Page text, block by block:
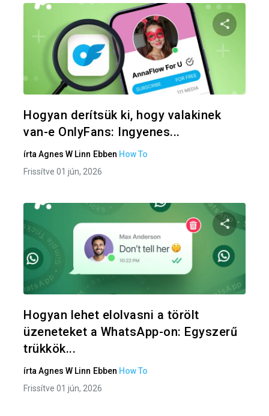
Oszd
Hogyan derítsük ki, hogy valakinek
van-e OnlyFans: Ingyenes...
írta Agnes W Linn Ebben How To
Frissítve 01 jún, 2026
Oszd
Hogyan lehet elolvasni a törölt
üzeneteket a WhatsApp-on: Egyszerű
trükkök...
írta Agnes W Linn Ebben How To
Frissítve 01 jún, 2026